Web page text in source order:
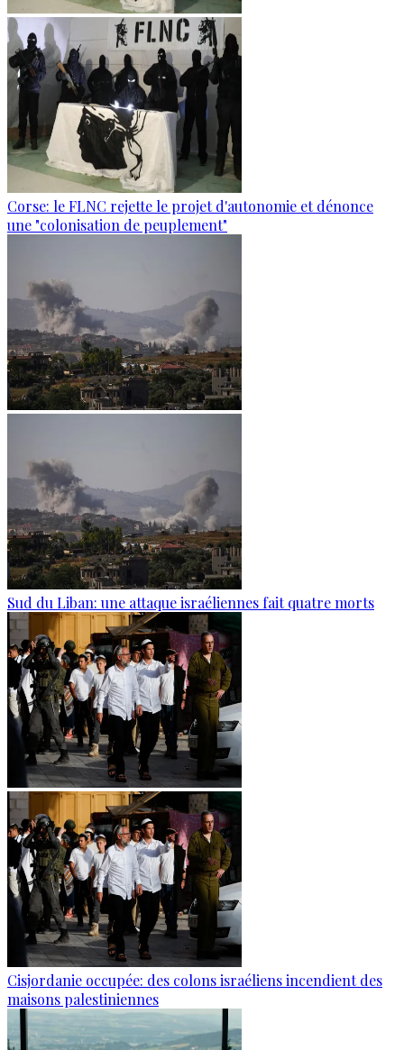
Corse: le FLNC rejette le projet d'autonomie et dénonce
une "colonisation de peuplement"
Sud du Liban: une attaque israéliennes fait quatre morts
Cisjordanie occupée: des colons israéliens incendient des
maisons palestiniennes